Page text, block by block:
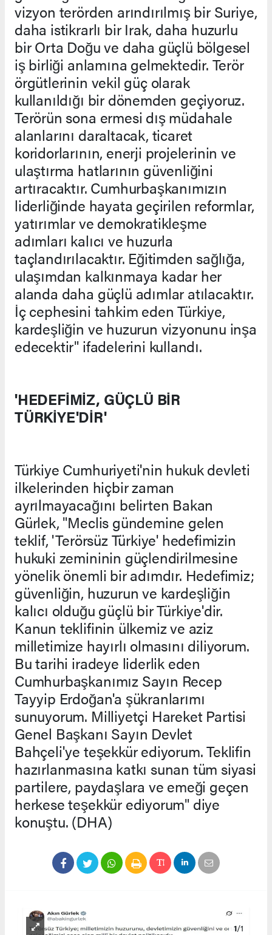
vizyon terörden arındırılmış bir Suriye,
daha istikrarlı bir Irak, daha huzurlu
bir Orta Doğu ve daha güçlü bölgesel
iş birliği anlamına gelmektedir. Terör
örgütlerinin vekil güç olarak
kullanıldığı bir dönemden geçiyoruz.
Terörün sona ermesi dış müdahale
alanlarını daraltacak, ticaret
koridorlarının, enerji projelerinin ve
ulaştırma hatlarının güvenliğini
artıracaktır. Cumhurbaşkanımızın
liderliğinde hayata geçirilen reformlar,
yatırımlar ve demokratikleşme
adımları kalıcı ve huzurla
taçlandırılacaktır. Eğitimden sağlığa,
ulaşımdan kalkınmaya kadar her
alanda daha güçlü adımlar atılacaktır.
İç cephesini tahkim eden Türkiye,
kardeşliğin ve huzurun vizyonunu inşa
edecektir" ifadelerini kullandı.
'HEDEFİMİZ, GÜÇLÜ BİR
TÜRKİYE'DİR'
Türkiye Cumhuriyeti'nin hukuk devleti
ilkelerinden hiçbir zaman
ayrılmayacağını belirten Bakan
Gürlek, "Meclis gündemine gelen
teklif, 'Terörsüz Türkiye' hedefimizin
hukuki zemininin güçlendirilmesine
yönelik önemli bir adımdır. Hedefimiz;
güvenliğin, huzurun ve kardeşliğin
kalıcı olduğu güçlü bir Türkiye'dir.
Kanun teklifinin ülkemiz ve aziz
milletimize hayırlı olmasını diliyorum.
Bu tarihi iradeye liderlik eden
Cumhurbaşkanımız Sayın Recep
Tayyip Erdoğan'a şükranlarımı
sunuyorum. Milliyetçi Hareket Partisi
Genel Başkanı Sayın Devlet
Bahçeli'ye teşekkür ediyorum. Teklifin
hazırlanmasına katkı sunan tüm siyasi
partilere, paydaşlara ve emeği geçen
herkese teşekkür ediyorum" diye
konuştu. (DHA)
1/1